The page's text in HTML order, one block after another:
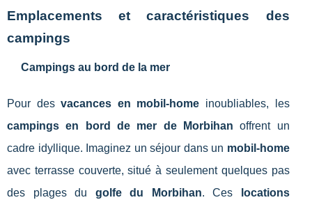
Emplacements et caractéristiques des
campings
Campings au bord de la mer
Pour desvacances en mobil-home inoubliables, les
campings en bord de mer de Morbihan offrent un
cadre idyllique. Imaginez un séjour dans un mobil-home
avec terrasse couverte, situé à seulement quelques pas
des plages du golfe du Morbihan. Ces
locations